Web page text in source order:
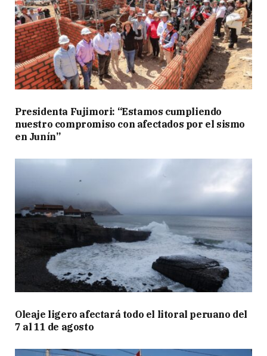
Presidenta Fujimori: “Estamos cumpliendo
nuestro compromiso con afectados por el sismo
en Junín”
Oleaje ligero afectará todo el litoral peruano del
7 al 11 de agosto